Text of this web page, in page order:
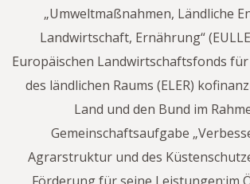
„Umweltmaßnahmen, Ländliche
Landwirtschaft, Ernährung“
Europäischen Landwirtschaftsfonds
des ländlichen Raums (ELER)
Land und den Bund im
Gemeinschaftsaufgabe
Agrarstruktur und des